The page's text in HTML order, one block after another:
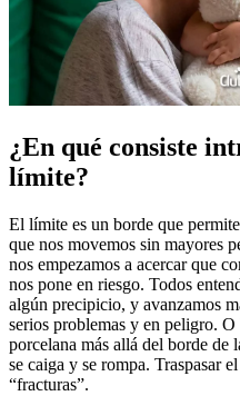
¿En qué consiste
límite?
El límite es un borde que
que nos movemos sin mayores
nos empezamos a acercar que
nos pone en riesgo. Todos
algún precipicio, y avanzamos
serios problemas y en peligro.
porcelana más allá del borde de
se caiga y se rompa. Traspasar
“fracturas”.